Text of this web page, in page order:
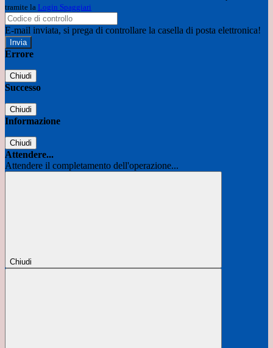
tramite la Login Spaggiari
E-mail inviata, si prega di controllare la casella di posta elettronica!
Errore
Chiudi
Successo
Chiudi
Informazione
Chiudi
Attendere...
Attendere il completamento dell'operazione...
Chiudi